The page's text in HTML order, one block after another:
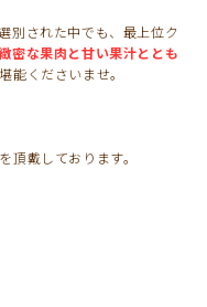
別された中でも、最上位ク
密な果肉と甘い果汁ととも
能くださいませ。
戴しております。